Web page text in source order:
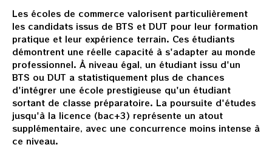
Les écoles de commerce valorisent particulièrement
les candidats issus de BTS et DUT pour leur formation
pratique et leur expérience terrain. Ces étudiants
démontrent une réelle capacité à s'adapter au monde
professionnel. À niveau égal, un étudiant issu d'un
BTS ou DUT a statistiquement plus de chances
d'intégrer une école prestigieuse qu'un étudiant
sortant de classe préparatoire. La poursuite d'études
jusqu'à la licence (bac+3) représente un atout
supplémentaire, avec une concurrence moins intense à
ce niveau.